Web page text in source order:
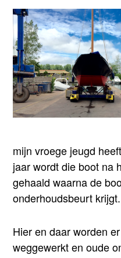
mijn vroege jeugd
jaar wordt die boot na
gehaald waarna de
onderhoudsbeurt krijgt.
Hier en daar worden
weggewerkt en oude